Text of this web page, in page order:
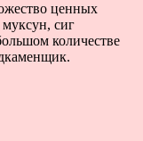
ценных
муксун, сиг
количестве